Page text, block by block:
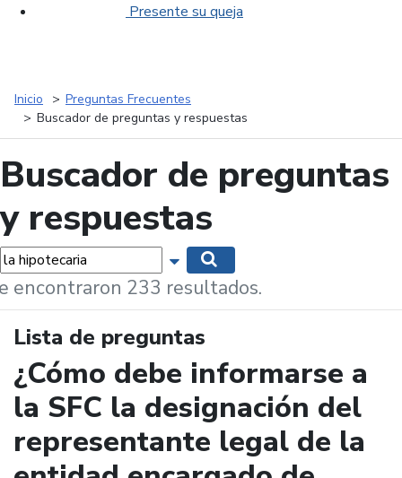
Presente su queja
Inicio
Preguntas Frecuentes
Buscador de preguntas y respuestas
Buscador de preguntas
y respuestas
Mostrar opciones de búsqueda
encontraron 233 resultados.
Lista de preguntas
¿Cómo debe informarse a
la SFC la designación del
representante legal de la